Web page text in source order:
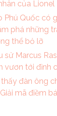
của Lionel
Phú Quốc có
phá những
thể bỏ lỡ
sử Marcus
vươn tới đỉnh
thấy đàn ông
mã điềm